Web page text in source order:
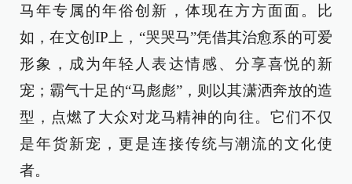
马年专属的年俗创新，体现在方方面面。比
如，在文创IP上，“哭哭马”凭借其治愈系的可爱
形象，成为年轻人表达情感、分享喜悦的新
宠；霸气十足的“马彪彪”，则以其潇洒奔放的造
型，点燃了大众对龙马精神的向往。它们不仅
是年货新宠，更是连接传统与潮流的文化使
者。